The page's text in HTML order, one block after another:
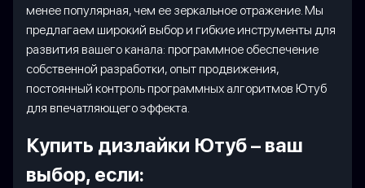
менее популярная, чем ее зеркальное отражение. Мы
предлагаем широкий выбор и гибкие инструменты для
развития вашего канала: программное обеспечение
собственной разработки, опыт продвижения,
постоянный контроль программных алгоритмов Ютуб
для впечатляющего эффекта.
Купить дизлайки Ютуб – ваш
выбор, если: